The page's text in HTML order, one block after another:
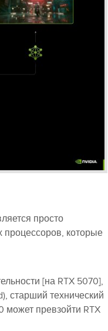
просто
процессоров, которые
[на RTX 5070],
старший технический
может превзойти RTX